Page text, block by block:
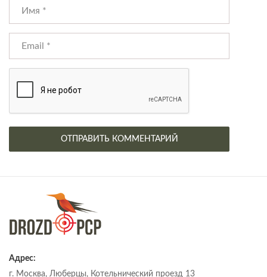
Адрес:
г. Москва, Люберцы, Котельнический проезд 13